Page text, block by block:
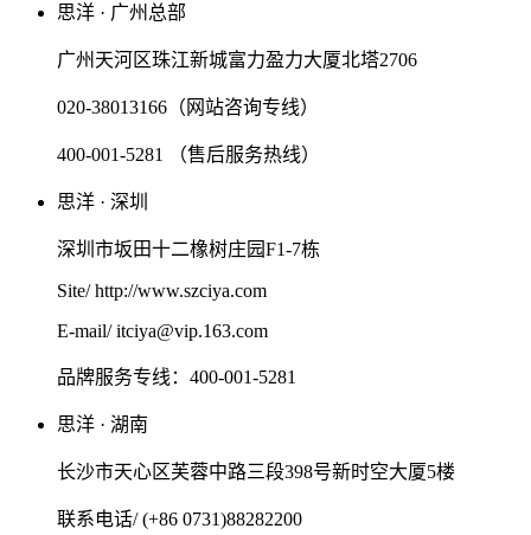
思洋 · 广州总部
广州天河区珠江新城富力盈力大厦北塔2706
020-38013166（网站咨询专线）
400-001-5281 （售后服务热线）
思洋 · 深圳
深圳市坂田十二橡树庄园F1-7栋
Site/ http://www.szciya.com
E-mail/ itciya@vip.163.com
品牌服务专线：400-001-5281
思洋 · 湖南
长沙市天心区芙蓉中路三段398号新时空大厦5楼
联系电话/ (+86 0731)88282200